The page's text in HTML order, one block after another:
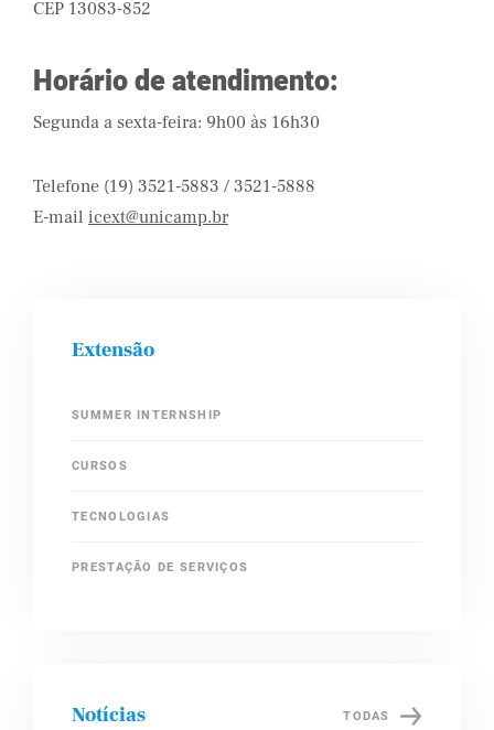
CEP 13083-852
Horário de atendimento:
Segunda a sexta-feira: 9h00 às 16h30
Telefone (19) 3521-5883 / 3521-5888
E-mail icext@unicamp.br
Extensão
SUMMER INTERNSHIP
CURSOS
TECNOLOGIAS
PRESTAÇÃO DE SERVIÇOS
Notícias TODAS